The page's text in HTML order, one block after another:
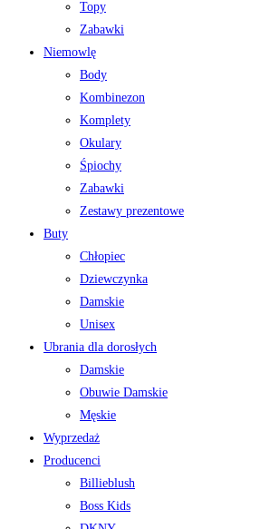
Topy
Zabawki
Niemowlę
Body
Kombinezon
Komplety
Okulary
Śpiochy
Zabawki
Zestawy prezentowe
Buty
Chłopiec
Dziewczynka
Damskie
Unisex
Ubrania dla dorosłych
Damskie
Obuwie Damskie
Męskie
Wyprzedaż
Producenci
Billieblush
Boss Kids